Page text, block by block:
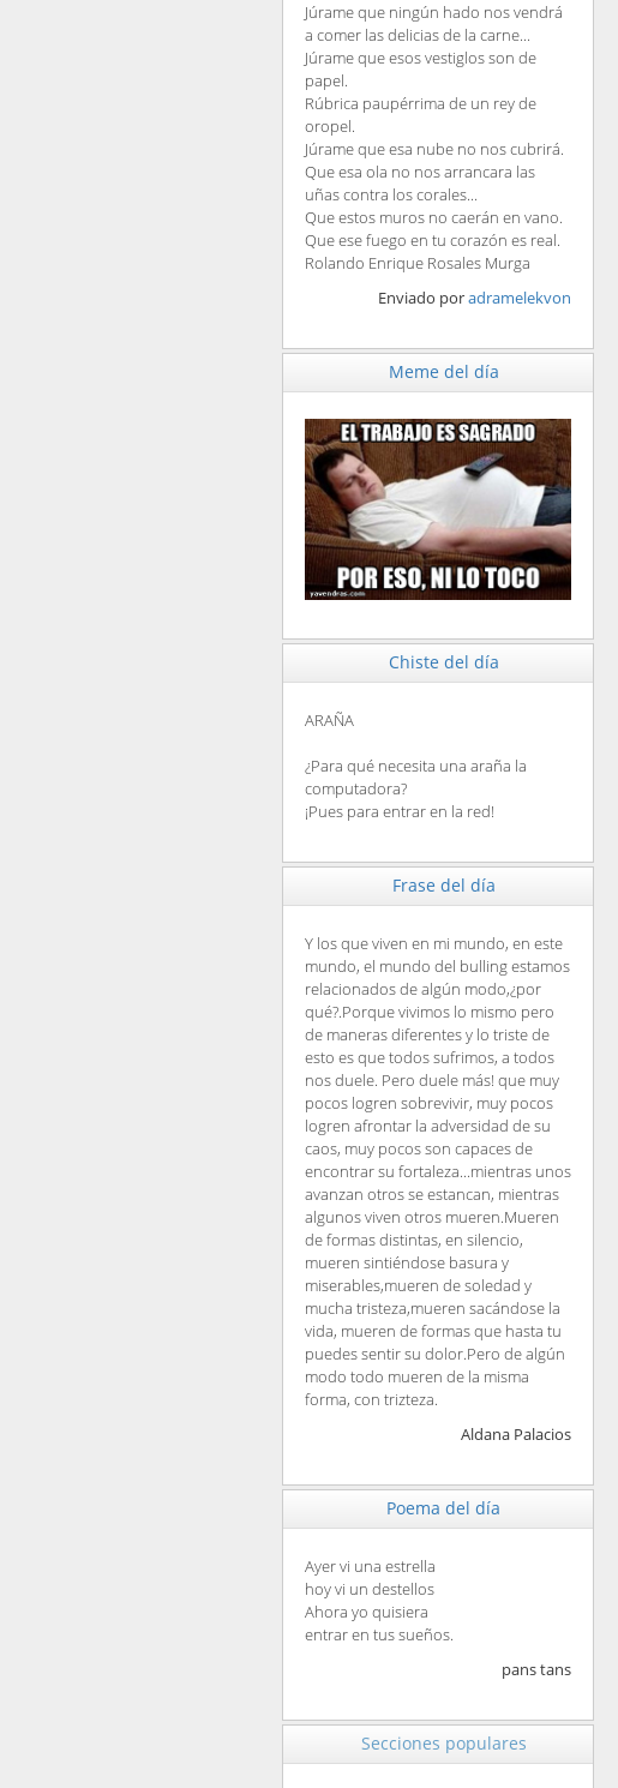
Júrame que ningún hado nos vendrá
a comer las delicias de la carne...
Júrame que esos vestiglos son de
papel.
Rúbrica paupérrima de un rey de
oropel.
Júrame que esa nube no nos cubrirá.
Que esa ola no nos arrancara las
uñas contra los corales...
Que estos muros no caerán en vano.
Que ese fuego en tu corazón es real.
Rolando Enrique Rosales Murga
Enviado poradramelekvon
Meme del día
Chiste del día
ARAÑA
¿Para qué necesita una araña la
computadora?
¡Pues para entrar en la red!
Frase del día
Y los que viven en mi mundo, en este
mundo, el mundo del bulling estamos
relacionados de algún modo,¿por
qué?.Porque vivimos lo mismo pero
de maneras diferentes y lo triste de
esto es que todos sufrimos, a todos
nos duele. Pero duele más! que muy
pocos logren sobrevivir, muy pocos
logren afrontar la adversidad de su
caos, muy pocos son capaces de
encontrar su fortaleza...mientras unos
avanzan otros se estancan, mientras
algunos viven otros mueren.Mueren
de formas distintas, en silencio,
mueren sintiéndose basura y
miserables,mueren de soledad y
mucha tristeza,mueren sacándose la
vida, mueren de formas que hasta tu
puedes sentir su dolor.Pero de algún
modo todo mueren de la misma
forma, con trizteza.
Aldana Palacios
Poema del día
Ayer vi una estrella
hoy vi un destellos
Ahora yo quisiera
entrar en tus sueños.
pans tans
Secciones populares